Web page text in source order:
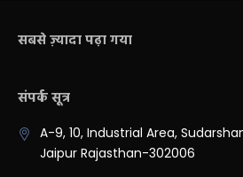
सबसे ज़्यादा पढ़ा गया
संपर्क सूत्र
A-9, 10, Industrial Area,
Jaipur Rajasthan-302006